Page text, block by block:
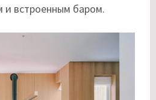
и встроенным баром.